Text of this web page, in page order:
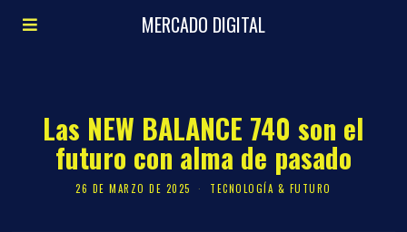
MERCADO DIGITAL
Las NEW BALANCE 740 son el
futuro con alma de pasado
26 DE MARZO DE 2025 TECNOLOGÍA & FUTURO